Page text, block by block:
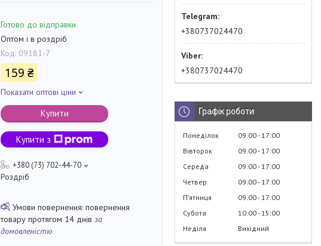
Готово до відправки
Оптом і в роздріб
Код: 09181-7
159 ₴
Показати оптові ціни
Купити
Купити з
+380 (73) 702-44-70
Роздріб
повернення
товару протягом 14 днів за
домовленістю
+380737024470
+380737024470
Графік роботи
Понеділок 09:00 17:00
Вівторок
09:00 17:00
Середа
09:00 17:00
Четвер
09:00 17:00
Пʼятниця
09:00 17:00
Субота
10:00 15:00
Неділя
Вихідний